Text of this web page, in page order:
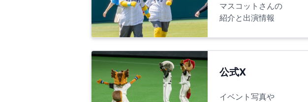
マスコットさんの
紹介と出演情報
公式X
イベント写真や